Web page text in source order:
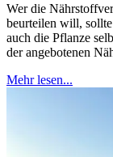
Wer die
beurteilen will,
auch die Pflanze
der angebotenen
Mehr lesen...